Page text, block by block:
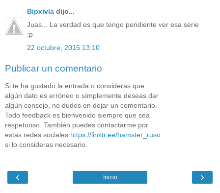
Bipxivia dijo...
Juas... La verdad es que tengo pendiente ver esa serie
:p
22 octubre, 2015 13:10
Publicar un comentario
Si te ha gustado la entrada o consideras que
algún dato es erróneo o símplemente deseas dar
algún consejo, no dudes en dejar un comentario.
Todo feedback es bienvenido siempre que sea
respetuoso. También puedes contactarme por
estas redes sociales https://linktr.ee/hamster_ruso
si lo consideras necesario.
‹ ›
Inicio